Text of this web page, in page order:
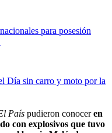
para posesión
Día sin carro y moto por la
País pudieron conoceren
con explosivos que tuvo